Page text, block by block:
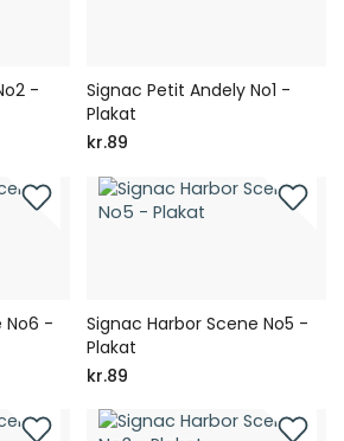
-
Signac Petit Andely No1 -
Plakat
kr.89
No6 -
Signac Harbor Scene No5 -
Plakat
kr.89